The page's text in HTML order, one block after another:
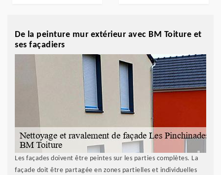
De la peinture mur extérieur avec BM Toiture et
ses façadiers
Les façades doivent être peintes sur les parties complètes. La
façade doit être partagée en zones partielles et individuelles